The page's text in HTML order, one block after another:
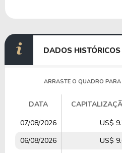
DADOS HISTÓRICOS
ARRASTE O QUADRO
DATA
07/08/2026
US$
06/08/2026
US$